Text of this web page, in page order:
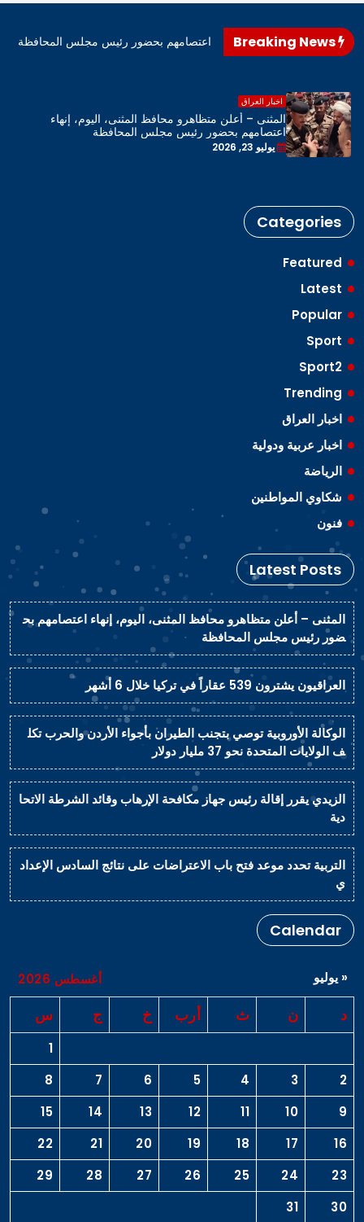
محافظ المثنى، اليوم، إنهاء اعتصامهم بحضور رئيس مجلس المحافظة
اخبار العراق
المثنى – أعلن متظاهرو محافظ المثنى، اليوم، إنهاء
اعتصامهم بحضور رئيس مجلس المحافظة
يوليو 23, 2026
Categories
Featured
Latest
Popular
Sport
Sport2
Trending
اخبار العراق
اخبار عربية ودولية
الرياضة
شكاوي المواطنين
فنون
Latest Posts
المثنى – أعلن متظاهرو محافظ المثنى، اليوم، إنهاء اعتصامهم بح
ضور رئيس مجلس المحافظة
العراقيون يشترون 539 عقاراً في تركيا خلال 6 أشهر
الوكالة الأوروبية توصي بتجنب الطيران بأجواء الأردن والحرب تكل
ف الولايات المتحدة نحو 37 مليار دولار
الزيدي يقرر إقالة رئيس جهاز مكافحة الإرهاب وقائد الشرطة الاتحا
دية
التربية تحدد موعد فتح باب الاعتراضات على نتائج السادس الإعداد
ي
Calendar
أغسطس 2026
د ن ث أرب خ ج س
1
2
3
4
5
6
7
8
9
10
11
12
13
14
15
16
17
18
19
20
21
22
23
24
25
26
27
28
29
30
31
« يوليو